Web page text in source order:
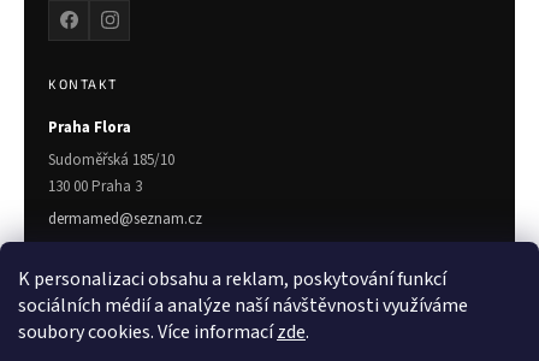
K personalizaci obsahu a reklam, poskytování funkcí
sociálních médií a analýze naší návštěvnosti využíváme
soubory cookies. Více informacízde.
KONTAKT
Praha Flora
Sudoměřská 185/10
130 00 Praha 3
dermamed@seznam.cz
775 719 672
Zlín
Třída T. Bati 7023